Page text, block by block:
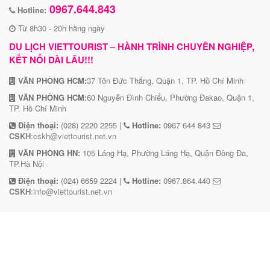
những quy tắc đặc biệt của người Nhật đã được lưu truyền
qua nhiều thế hệ. Tuỳ vào thời điểm khác nhau mà người
dân Nhật Bản sẽ sử dụng những loại rượu khác nhau.
Hotline: 0967.644.843
Từ 8h30 - 20h hằng ngày
DU LỊCH VIETTOURIST – HÀNH TRÌNH CHUYÊN NGHIỆP,
KẾT NỐI DÀI LÂU!!!
VĂN PHÒNG HCM:37 Tôn Đức Thắng, Quận 1, TP. Hồ Chí Minh
VĂN PHÒNG HCM:60 Nguyễn Đình Chiểu, Phường Đakao, Quận 1,
TP. Hồ Chí Minh
Điện thoại: (028) 2220 2255 | Hotline: 0967 644 843
CSKH:cskh@viettourist.net.vn
VĂN PHÒNG HN: 105 Láng Hạ, Phường Láng Hạ, Quận Đông Đa,
TP.Hà Nội
Điện thoại: (024) 6659 2224 | Hotline: 0967.864.440
CSKH:info@viettourist.net.vn